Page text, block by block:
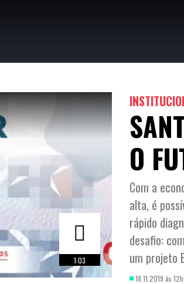
1:03
O
Com a
alta, é
rápido
desafio:
um projeto
18.11.2019 às